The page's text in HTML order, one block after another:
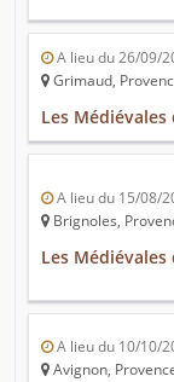
A lieu du 26/09/
Grimaud,
Les
A lieu du 15/08/
Brignoles,
Les
A lieu du 10/10/
Avignon,